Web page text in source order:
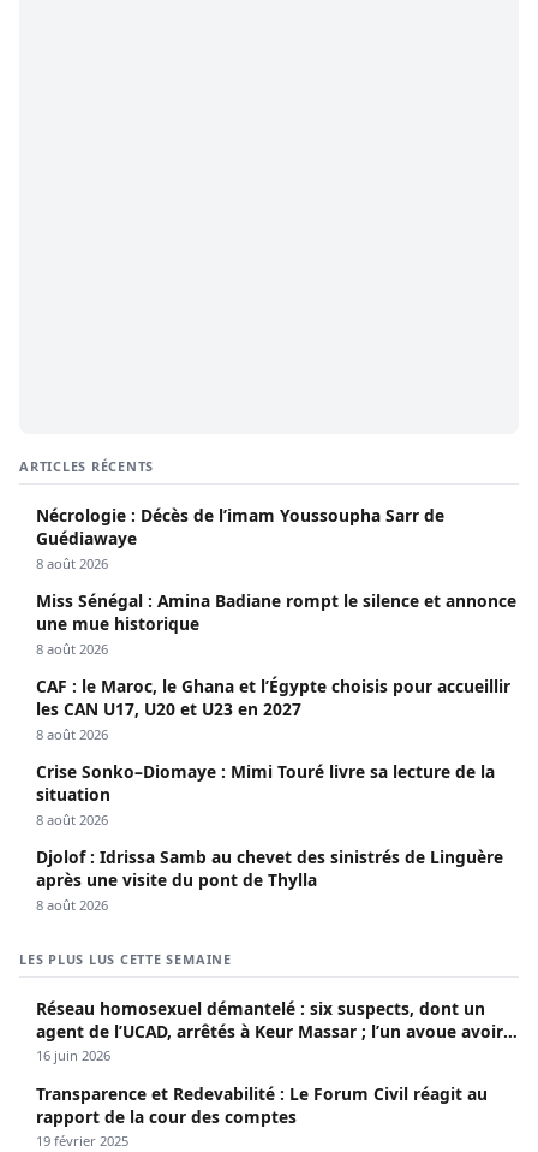
ARTICLES RÉCENTS
Nécrologie : Décès de l’imam Youssoupha Sarr de
Guédiawaye
8 août 2026
Miss Sénégal : Amina Badiane rompt le silence et annonce
une mue historique
8 août 2026
CAF : le Maroc, le Ghana et l’Égypte choisis pour accueillir
les CAN U17, U20 et U23 en 2027
8 août 2026
Crise Sonko–Diomaye : Mimi Touré livre sa lecture de la
situation
8 août 2026
Djolof : Idrissa Samb au chevet des sinistrés de Linguère
après une visite du pont de Thylla
8 août 2026
LES PLUS LUS CETTE SEMAINE
Réseau homosexuel démantelé : six suspects, dont un
agent de l’UCAD, arrêtés à Keur Massar ; l’un avoue avoir
propagé le VIH depuis 2018
16 juin 2026
Transparence et Redevabilité : Le Forum Civil réagit au
rapport de la cour des comptes
19 février 2025